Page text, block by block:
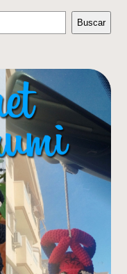
Buscar